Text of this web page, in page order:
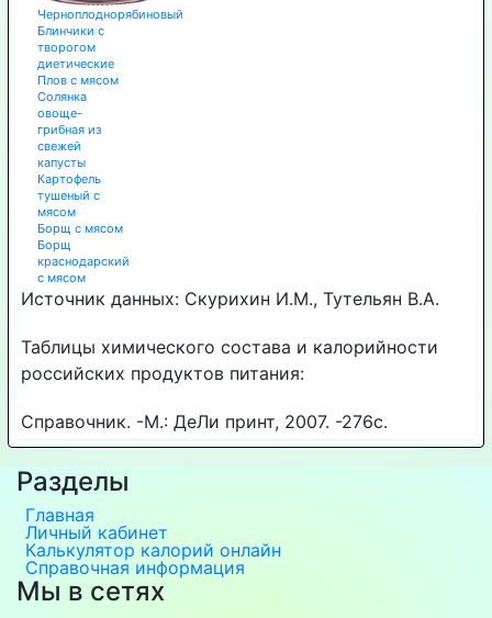
Черноплоднорябиновый
Блинчики с
творогом
диетические
Плов с мясом
Солянка
овоще-
грибная из
свежей
капусты
Картофель
тушеный с
мясом
Борщ с мясом
Борщ
краснодарский
с мясом
Источник данных: Скурихин И.М., Тутельян В.А.
Таблицы химического состава и калорийности
российских продуктов питания:
Справочник. -М.: ДеЛи принт, 2007. -276с.
Разделы
Главная
Личный кабинет
Калькулятор калорий онлайн
Справочная информация
Мы в сетях